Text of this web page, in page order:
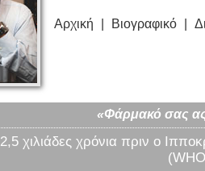
Αρχική Βιογραφικό
«Φάρμακό σας ας
2,5 χιλιάδες χρόνια πριν ο